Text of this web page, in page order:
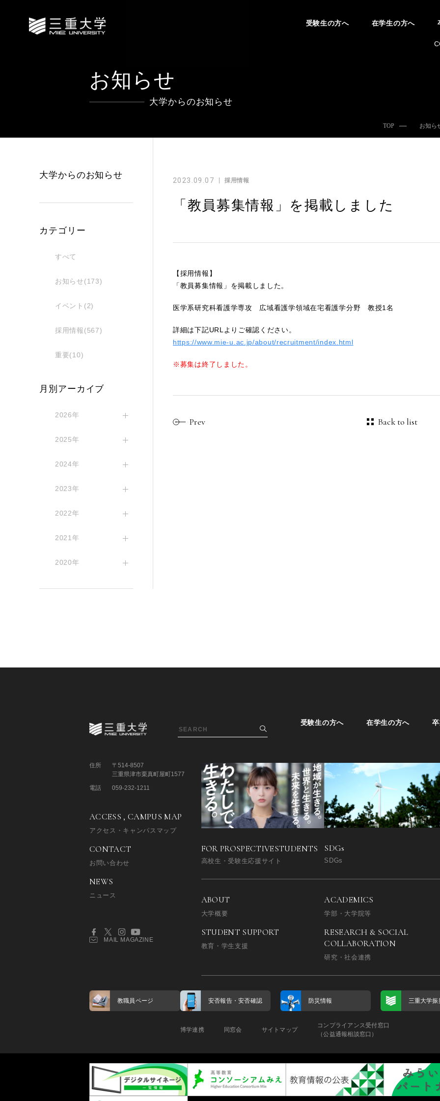
受験生の方へ 在学生の方へ
お知らせ
大学からのお知らせ
TOP お知ら
2023.09.07 採用情報
「教員募集情報」を掲載しました
【採用情報】
「教員募集情報」を掲載しました。
医学系研究科看護学専攻 広域看護学領域在宅看護学分野 教授1名
詳細は下記URLよりご確認ください。
https://www.mie-u.ac.jp/about/recruitment/index.html
※募集は終了しました。
Prev Back to list
大学からのお知らせ
カテゴリー
すべて
お知らせ(173)
イベント(2)
採用情報(567)
重要(10)
月別アーカイブ
2026年
2025年
2024年
2023年
2022年
2021年
2020年
受験生の方へ 在学生の方へ
FOR PROSPECTIVESTUDENTS
高校生・受験生応援サイト
SDGs
SDGs
ABOUT
大学概要
ACADEMICS
学部・大学院等
STUDENT SUPPORT
教育・学生支援
RESEARCH & SOCIAL
COLLABORATION
研究・社会連携
住所
〒514-8507
三重県津市栗真町屋町1577
電話
059-232-1211
ACCESS , CAMPUS MAP
アクセス・キャンパスマップ
CONTACT
お問い合わせ
NEWS
ニュース
MAIL MAGAZINE
教職員ページ 安否報告・安否確認 防災情報 三重大学振
博学連携 同窓会 サイトマップ
コンプライアンス受付窓口
（公益通報相談窓口）